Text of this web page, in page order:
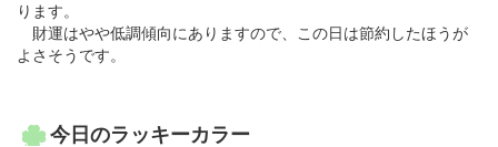
ります。
財運はやや低調傾向にありますので、この日は節約したほうが
よさそうです。
今日のラッキーカラー